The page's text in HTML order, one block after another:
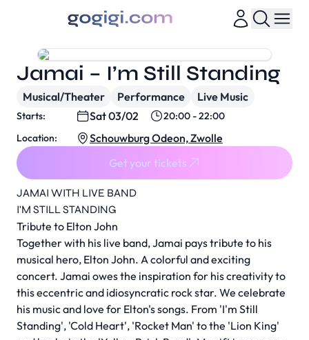
JAMAI WITH LIVE BAND
I'M STILL STANDING
Tribute to Elton John
Together with his live band, Jamai pays tribute to his
musical hero, Elton John. A colorful and exciting
concert. Jamai owes the inspiration for his creativity to
this eccentric and idiosyncratic rock star. We celebrate
his music and love for Elton's songs. From 'I'm Still
Standing', 'Cold Heart', 'Rocket Man' to the 'Lion King'
Jamai – I’m Still Standing
Musical/Theater Performance Live Music
Starts: Sat 03/02
20:00 - 22:00
Location:
Schouwburg Odeon, Zwolle
Get your tickets